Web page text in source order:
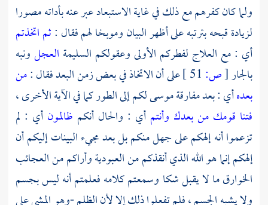
ولما كان كفرهم مع ذلك في غاية الاستبعاد عبر عنه بأداته مصورا
لزيادة قبحه بترتبه على أظهر البيان وموبخا لهم فقال :ثم اتخذتم
أي : مع العلاج لفطركم الأولى وعقولكم السليمة العجلونبه
بالجار[ص: على أن الاتخاذ في بعض زمن البعد فقال :من
بعدهأي : بعد مفارقةموسىلكم إلى الطور كما في الآية الأخرى ،
فتنا قومك من بعدك وأنتمأي : والحال أنكم ظالمون أي : لم
تزعموا أنه إلهكم على جهل منكم بل بعد مجيء البينات إليكم أن
إلهكم إنما هو الله الذي أنقذكم من العبودية وأراكم من العجائب
الخوارق ما لا يقبل شكا وسمعتم كلامه فعلمتم أنه ليس بجسم